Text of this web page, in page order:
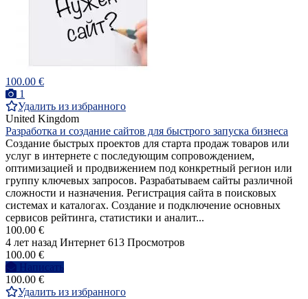
100.00 €
1
Удалить из избранного
United Kingdom
Разработка и создание сайтов для быстрого запуска бизнеса
Создание быстрых проектов для старта продаж товаров или
услуг в интернете с последующим сопровождением,
оптимизацией и продвижением под конкретный регион или
группу ключевых запросов. Разрабатываем сайты различной
сложности и назначения. Регистрация сайта в поисковых
системах и каталогах. Создание и подключение основных
сервисов рейтинга, статистики и аналит...
100.00 €
4 лет назад Интернет 613 Просмотров
100.00 €
Написать
100.00 €
Удалить из избранного